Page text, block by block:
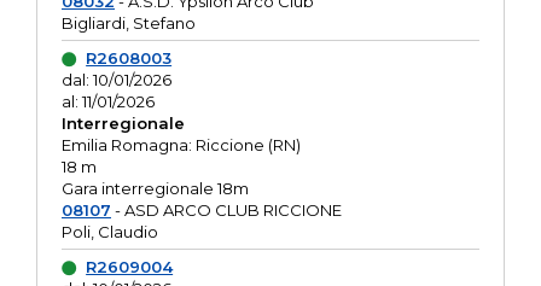
Bigliardi, Stefano
R2608003
dal: 10/01/2026
al: 11/01/2026
Interregionale
Emilia Romagna: Riccione (RN)
18 m
Gara interregionale 18m
08107 - ASD ARCO CLUB RICCIONE
Poli, Claudio
R2609004